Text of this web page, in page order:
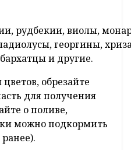
рудбекии, виолы,
георгины,
и другие.
обрезайте
для получения
о поливе,
можно подкормить